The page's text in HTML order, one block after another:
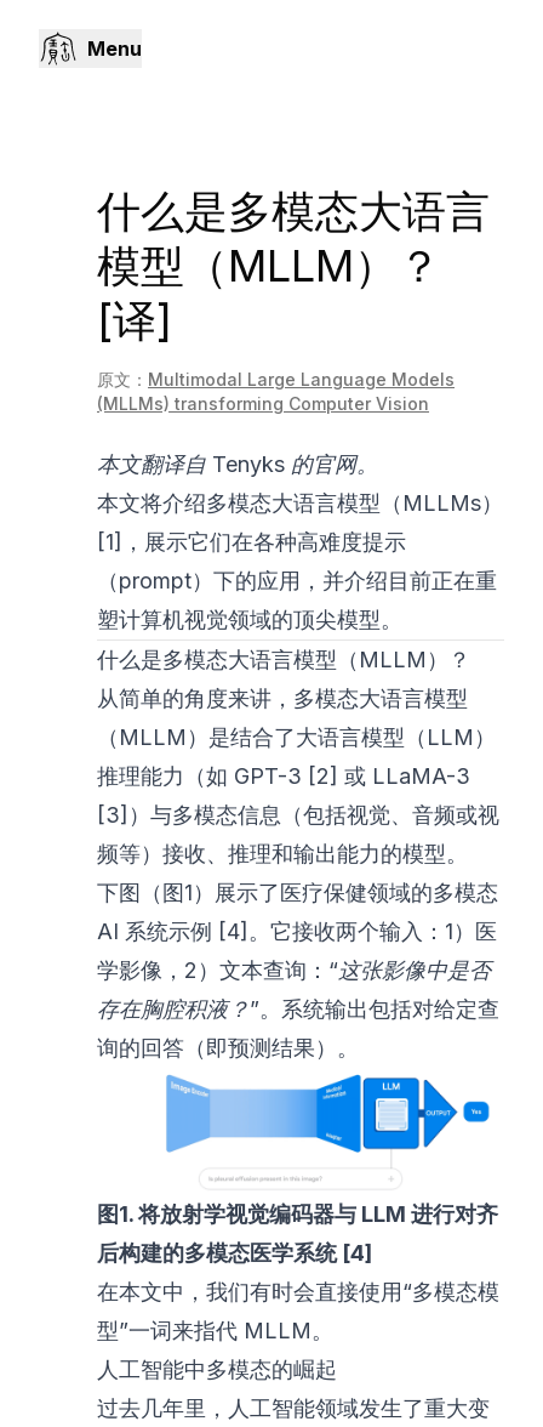
Menu
什么是多模态大语言
模型（MLLM）？
[译]
原文： Multimodal Large Language Models
(MLLMs) transforming Computer Vision
本文翻译自 Tenyks 的官网。
本文将介绍多模态大语言模型（MLLMs）
[1]，展示它们在各种高难度提示
（prompt）下的应用，并介绍目前正在重
塑计算机视觉领域的顶尖模型。
什么是多模态大语言模型（MLLM）？
从简单的角度来讲，多模态大语言模型
（MLLM）是结合了大语言模型（LLM）
推理能力（如 GPT-3 [2] 或 LLaMA-3
[3]）与多模态信息（包括视觉、音频或视
频等）接收、推理和输出能力的模型。
下图（图1）展示了医疗保健领域的多模态
AI 系统示例 [4]。它接收两个输入：1）医
学影像，2）文本查询：“这张影像中是否
存在胸腔积液？”。系统输出包括对给定查
询的回答（即预测结果）。
图1. 将放射学视觉编码器与 LLM 进行对齐
后构建的多模态医学系统 [4]
在本文中，我们有时会直接使用“多模态模
型”一词来指代 MLLM。
人工智能中多模态的崛起
过去几年里，人工智能领域发生了重大变